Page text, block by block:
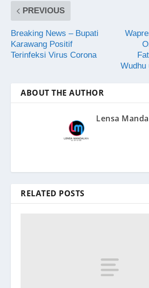
PREVIOUS
Breaking News – Bupati
Karawang Positif
Terinfeksi Virus Corona
Wudhu
ABOUT THE AUTHOR
Lensa
RELATED POSTS